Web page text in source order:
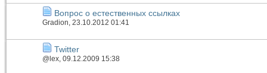
Вопрос о естественных ссылках
Gradion, 23.10.2012 01:41
Twitter
@lex , 09.12.2009 15:38